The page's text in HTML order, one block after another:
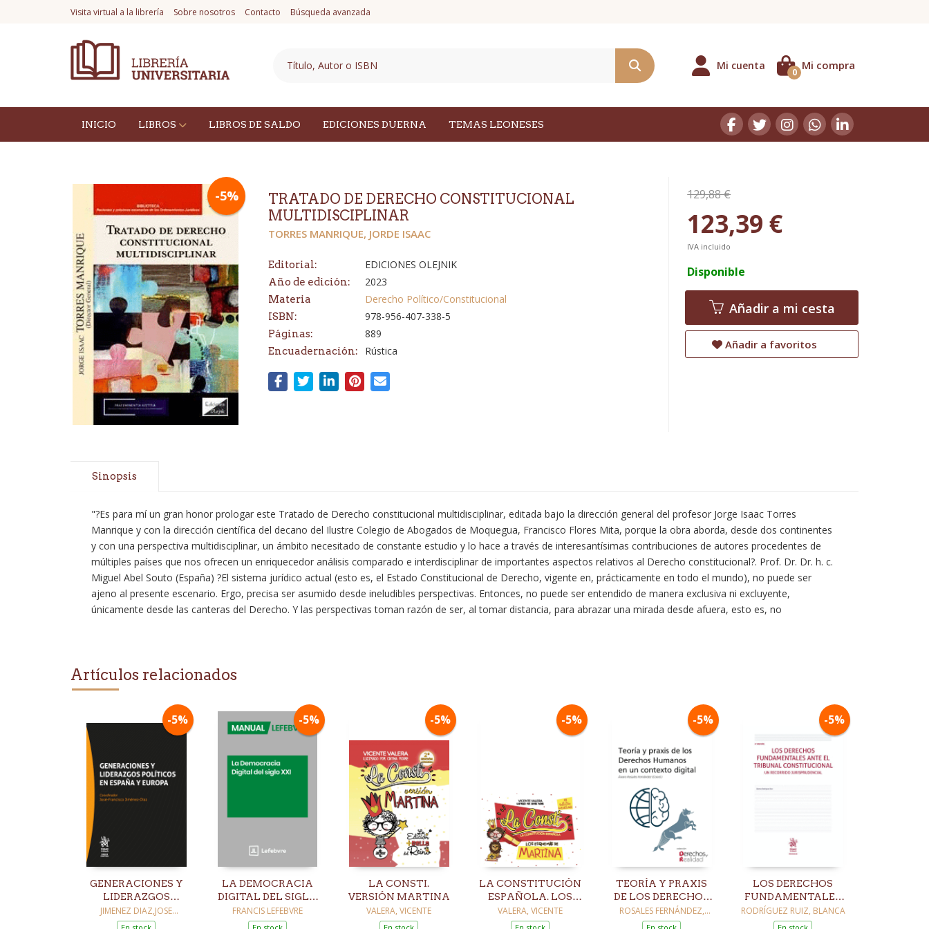
Visita virtual a la librería Sobre nosotros Contacto Búsqueda avanzada
Mi cuenta Mi compra
0
INICIO LIBROS LIBROS DE SALDO EDICIONES DUERNA TEMAS LEONESES
-5%
TRATADO DE DERECHO CONSTITUCIONAL
MULTIDISCIPLINAR
TORRES MANRIQUE, JORDE ISAAC
Editorial: EDICIONES OLEJNIK
Año de edición: 2023
Materia Derecho Político/Constitucional
ISBN: 978-956-407-338-5
Páginas: 889
Encuadernación: Rústica
129,88 €
123,39 €
IVA incluido
Disponible
Añadir a mi cesta
Añadir a favoritos
Sinopsis
"?Es para mí un gran honor prologar este Tratado de Derecho constitucional multidisciplinar, editada bajo la dirección general del profesor Jorge Isaac Torres
Manrique y con la dirección científica del decano del Ilustre Colegio de Abogados de Moquegua, Francisco Flores Mita, porque la obra aborda, desde dos continentes
y con una perspectiva multidisciplinar, un ámbito necesitado de constante estudio y lo hace a través de interesantísimas contribuciones de autores procedentes de
múltiples países que nos ofrecen un enriquecedor análisis comparado e interdisciplinar de importantes aspectos relativos al Derecho constitucional?. Prof. Dr. Dr. h. c.
Miguel Abel Souto (España) ?El sistema jurídico actual (esto es, el Estado Constitucional de Derecho, vigente en, prácticamente en todo el mundo), no puede ser
ajeno al presente escenario. Ergo, precisa ser asumido desde ineludibles perspectivas. Entonces, no puede ser entendido de manera exclusiva ni excluyente,
únicamente desde las canteras del Derecho. Y las perspectivas toman razón de ser, al tomar distancia, para abrazar una mirada desde afuera, esto es, no
Artículos relacionados
-5%
GENERACIONES Y
LIDERAZGOS
POLÍTICOS EN
ESPAÑA Y EUROPA
JIMENEZ DIAZ,JOSE
FRANCISCO / ACEBEDO-
-5%
LA DEMOCRACIA
DIGITAL DEL SIGLO
XXI
FRANCIS LEFEBVRE
-5%
LA CONSTI.
VERSIÓN MARTINA
VALERA, VICENTE
-5%
LA CONSTITUCIÓN
ESPAÑOLA. LOS
ESQUEMAS DE
MARTINA
VALERA, VICENTE
-5%
TEORÍA Y PRAXIS
DE LOS DERECHOS
HUMANOS EN UN
CONTEXTO
ROSALES FERNÁNDEZ,
ÁLVARO
-5%
LOS DERECHOS
FUNDAMENTALES
ANTE EL TRIBUNAL
CONSTITUCIONAL.
RODRÍGUEZ RUIZ, BLANCA